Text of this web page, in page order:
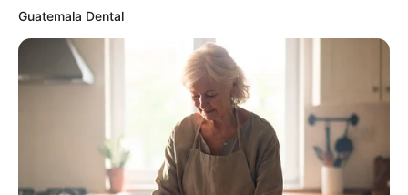
Erase Joint Agony In 7 Days With This Simple Trick!
It's Genius
Guatemala Dental